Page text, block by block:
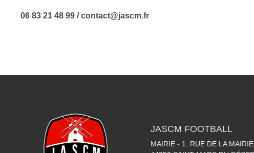
06 83 21 48 99 / contact@jascm.fr
JASCM FOOTBALL
MAIRIE - 1, RUE DE LA MAIRIE